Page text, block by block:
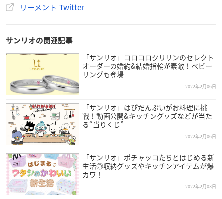
— 株式会社リーメント公式 (@rement_official)
リーメント Twitter
サンリオの関連記事
「サンリオ」コロコロクリリンのセレクト
オーダーの婚約&結婚指輪が素敵！ベビー
リングも登場
2022年2月06日
「サンリオ」はぴだんぶいがお料理に挑
戦！動画公開&キッチングッズなどが当た
る“当りくじ”
2022年2月06日
「サンリオ」ポチャッコたちとはじめる新
生活◎収納グッズやキッチンアイテムが爆
カワ！
2022年2月03日